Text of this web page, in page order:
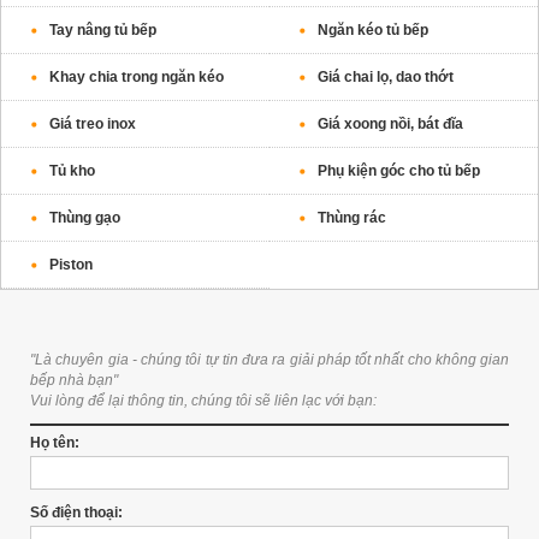
Tay nâng tủ bếp Ngăn kéo tủ bếp
Khay chia trong ngăn kéo Giá chai lọ, dao thớt
Giá treo inox Giá xoong nồi, bát đĩa
Tủ kho Phụ kiện góc cho tủ bếp
Thùng gạo Thùng rác
Piston
"Là chuyên gia - chúng tôi tự tin đưa ra giải pháp tốt nhất cho không gian
bếp nhà bạn"
Vui lòng để lại thông tin, chúng tôi sẽ liên lạc với bạn:
Họ tên:
Số điện thoại: